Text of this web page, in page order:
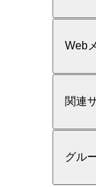
Web
関連
グル